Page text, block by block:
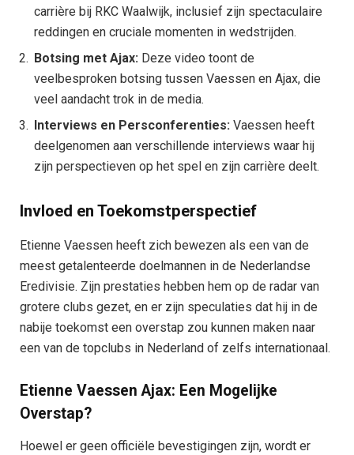
carrière bij RKC Waalwijk, inclusief zijn spectaculaire
reddingen en cruciale momenten in wedstrijden.
Botsing met Ajax: Deze video toont de
veelbesproken botsing tussen Vaessen en Ajax, die
veel aandacht trok in de media.
Interviews en Persconferenties: Vaessen heeft
deelgenomen aan verschillende interviews waar hij
zijn perspectieven op het spel en zijn carrière deelt.
Invloed en Toekomstperspectief
Etienne Vaessen heeft zich bewezen als een van de
meest getalenteerde doelmannen in de Nederlandse
Eredivisie. Zijn prestaties hebben hem op de radar van
grotere clubs gezet, en er zijn speculaties dat hij in de
nabije toekomst een overstap zou kunnen maken naar
een van de topclubs in Nederland of zelfs internationaal.
Etienne Vaessen Ajax: Een Mogelijke
Overstap?
Hoewel er geen officiële bevestigingen zijn, wordt er